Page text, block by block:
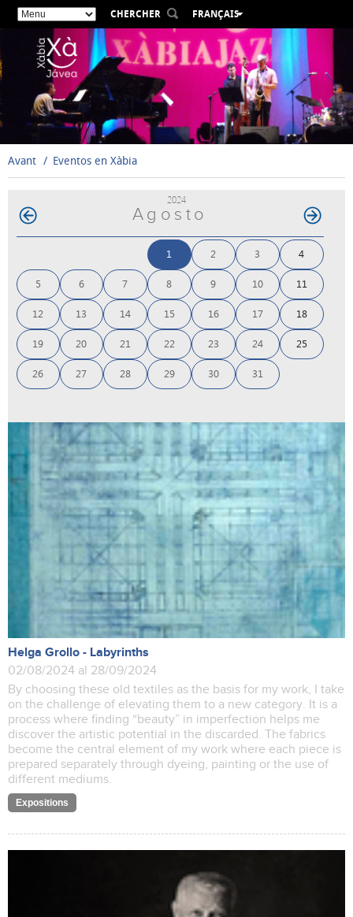
CHERCHER
FRANÇAIS
ESPAÑOL
VALENCIÀ
ENGLISH
DEUTSCH
РУССКИЙ
Avant Eventos en Xàbia
2024
Agosto
1 2 3 4
5 6 7 8 9 10 11
12 13 14 15 16 17 18
19 20 21 22 23 24 25
26 27 28 29 30 31
Helga Grollo - Labyrinths
02/08/2024 al 28/09/2024
By choosing these old textiles as the basis for my work, I take
on the challenge of elevating them to a new category. It is a
process where finding “beauty” in imperfection helps me
discover the artistic potential in the discarded. The fabrics
become the central element of my work where each piece is
prepared separately through dyeing, painting or the use of
different mediums.
Expositions